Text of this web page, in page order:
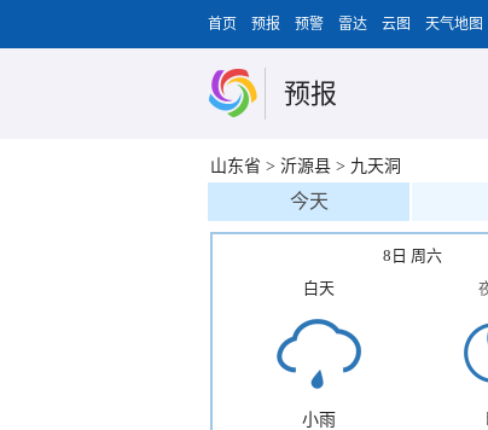
首页 预报 预警 雷达 云图 天气地图
预报
山东省 > 沂源县 > 九天洞
今天
8日 周六
白天
小雨